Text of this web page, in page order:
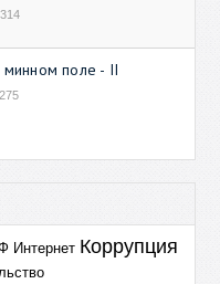
минном поле - II
Интернет Коррупция